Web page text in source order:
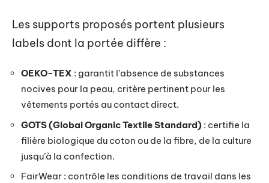
Les supports proposés portent plusieurs
labels dont la portée diffère :
OEKO-TEX : garantit l’absence de substances
nocives pour la peau, critère pertinent pour les
vêtements portés au contact direct.
GOTS (Global Organic Textile Standard) : certifie la
filière biologique du coton ou de la fibre, de la culture
jusqu’à la confection.
FairWear : contrôle les conditions de travail dans les